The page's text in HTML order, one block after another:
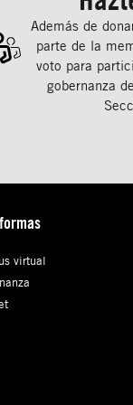
Además de
parte de la
voto para
gobernanza
virtual